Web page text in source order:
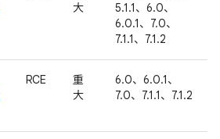
大
5.1.1、6.0、
6.0.1、7.0、
7.1.1、7.1.2
RCE
重
大
6.0、6.0.1、
7.0、7.1.1、7.1.2